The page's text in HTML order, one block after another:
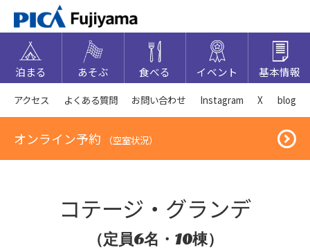
泊まる あそぶ 食べる イベント 基本情報
アクセス よくある質問 お問い合わせ Instagram X blog
オンライン予約 （空室状況）
コテージ・グランデ
（定員6名・10棟）